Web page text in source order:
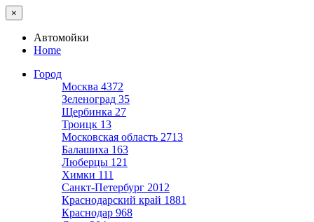
×
Автомойки
Home
Город
Москва 4372
Зеленоград 35
Щербинка 27
Троицк 13
Московская область 2713
Балашиха 163
Люберцы 121
Химки 111
Санкт-Петербург 2012
Краснодарский край 1881
Краснодар 968